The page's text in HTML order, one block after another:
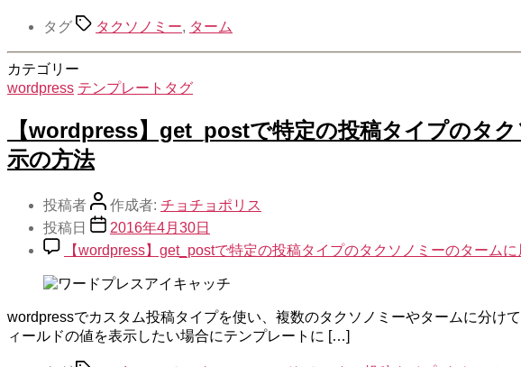
タグ タクソノミー, ターム
カテゴリー
wordpress テンプレートタグ
【wordpress】get_postで特定の投稿タイプのタ
示の方法
投稿者 作成者: チョチョポリス
投稿日
2016年4月30日
【wordpress】get_postで特定の投稿タイプのタクソノミーのターム
wordpressでカスタム投稿タイプを使い、複数のタクソノミーやタームに分け
ィールドの値を表示したい場合にテンプレートに […]